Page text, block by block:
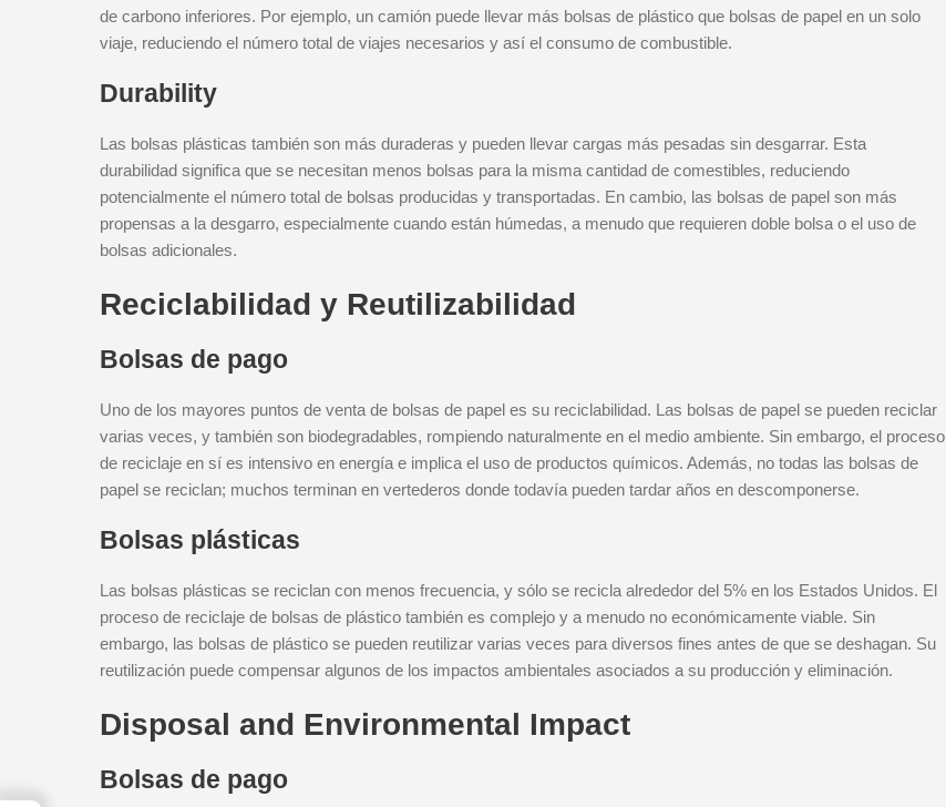
de carbono inferiores. Por ejemplo, un camión puede llevar más bolsas de plástico que bolsas de papel en un solo
viaje, reduciendo el número total de viajes necesarios y así el consumo de combustible.
Durability
Las bolsas plásticas también son más duraderas y pueden llevar cargas más pesadas sin desgarrar. Esta
durabilidad significa que se necesitan menos bolsas para la misma cantidad de comestibles, reduciendo
potencialmente el número total de bolsas producidas y transportadas. En cambio, las bolsas de papel son más
propensas a la desgarro, especialmente cuando están húmedas, a menudo que requieren doble bolsa o el uso de
bolsas adicionales.
Reciclabilidad y Reutilizabilidad
Bolsas de pago
Uno de los mayores puntos de venta de bolsas de papel es su reciclabilidad. Las bolsas de papel se pueden reciclar
varias veces, y también son biodegradables, rompiendo naturalmente en el medio ambiente. Sin embargo, el proceso
de reciclaje en sí es intensivo en energía e implica el uso de productos químicos. Además, no todas las bolsas de
papel se reciclan; muchos terminan en vertederos donde todavía pueden tardar años en descomponerse.
Bolsas plásticas
Las bolsas plásticas se reciclan con menos frecuencia, y sólo se recicla alrededor del 5% en los Estados Unidos. El
proceso de reciclaje de bolsas de plástico también es complejo y a menudo no económicamente viable. Sin
embargo, las bolsas de plástico se pueden reutilizar varias veces para diversos fines antes de que se deshagan. Su
reutilización puede compensar algunos de los impactos ambientales asociados a su producción y eliminación.
Disposal and Environmental Impact
Bolsas de pago